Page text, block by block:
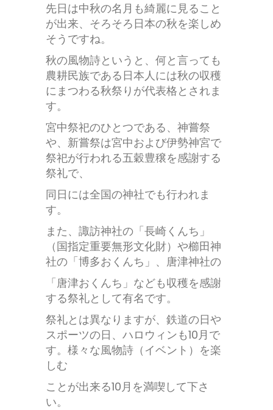
先日は中秋の名月も綺麗に見ること
が出来、そろそろ日本の秋を楽しめ
そうですね。
秋の風物詩というと、何と言っても
農耕民族である日本人には秋の収穫
にまつわる秋祭りが代表格とされま
す。
宮中祭祀のひとつである、神嘗祭
や、新嘗祭は宮中および伊勢神宮で
祭祀が行われる五穀豊穣を感謝する
祭礼で、
同日には全国の神社でも行われま
す。
また、諏訪神社の「長崎くんち」
（国指定重要無形文化財）や櫛田神
社の「博多おくんち」、唐津神社の
「唐津おくんち」なども収穫を感謝
する祭礼として有名です。
祭礼とは異なりますが、鉄道の日や
スポーツの日、ハロウィンも10月で
す。様々な風物詩（イベント）を楽
しむ
ことが出来る10月を満喫して下さ
い。